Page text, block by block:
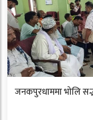
जनकपुरधाममा भोलि